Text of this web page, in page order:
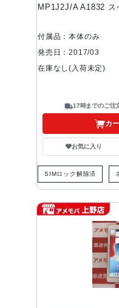
MP1J2J/A A1832 ス
付属品：本体のみ
発売日：2017/03
在庫なし(入荷未定)
17時までのご注
カ
お気に入り
SIMロック解除済